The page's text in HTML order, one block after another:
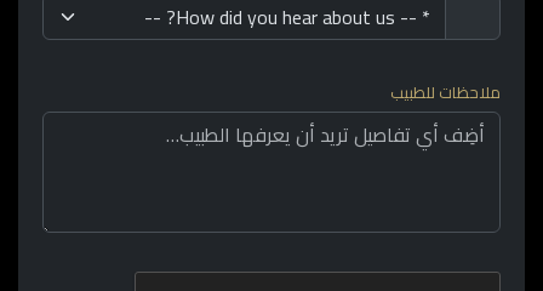
ملاحظات للطبيب